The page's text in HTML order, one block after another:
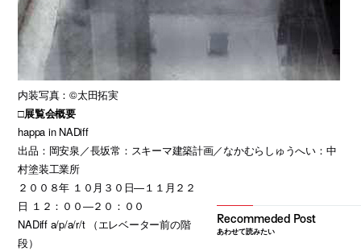
内装写真：©太田拓実
□展覧会概要
happa in NADiff
出品：岡安泉／長坂常：スキーマ建築計画／なかむらしゅうへい：中
村塗装工業所
２００８年 １０月３０日―１１月２２
日 １２：００―２０：００
NADiff a/p/a/r/t （エレベーター前の階
段）
あわせて読みたい